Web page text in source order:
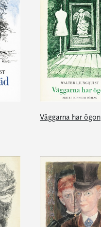
Väggarna har ögon